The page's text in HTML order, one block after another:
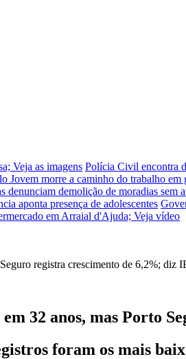
Veja as imagens Polícia Civil encontra
Jovem morre a caminho do trabalho
denunciam demolição de moradias sem
aponta presença de adolescentes
em Arraial d'Ajuda; Veja vídeo
32 anos, mas Porto
foram os mais